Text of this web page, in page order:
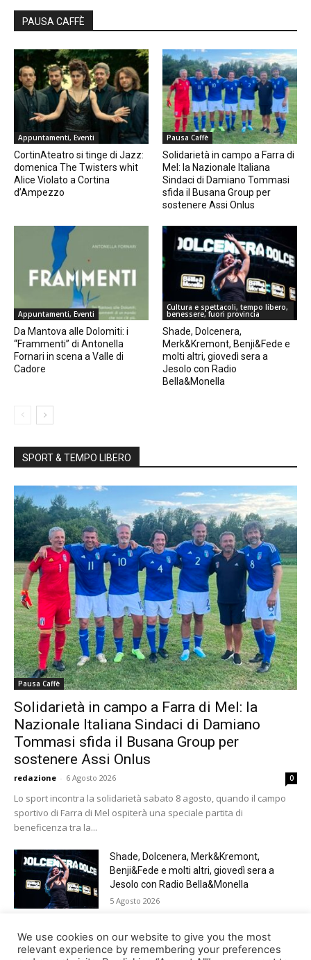
PAUSA CAFFÈ
Appuntamenti, Eventi
CortinAteatro si tinge di Jazz:
domenica The Twisters whit
Alice Violato a Cortina
d’Ampezzo
Pausa Caffè
Solidarietà in campo a Farra di
Mel: la Nazionale Italiana
Sindaci di Damiano Tommasi
sfida il Busana Group per
sostenere Assi Onlus
Appuntamenti, Eventi
Da Mantova alle Dolomiti: i
“Frammenti” di Antonella
Fornari in scena a Valle di
Cadore
Cultura e spettacoli, tempo libero,
benessere, fuori provincia
Shade, Dolcenera,
Merk&Kremont, Benji&Fede e
molti altri, giovedì sera a
Jesolo con Radio
Bella&Monella
SPORT & TEMPO LIBERO
Pausa Caffè
Solidarietà in campo a Farra di Mel: la
Nazionale Italiana Sindaci di Damiano
Tommasi sfida il Busana Group per
sostenere Assi Onlus
redazione - 6 Agosto 2026 0
Lo sport incontra la solidarietà sabato 8 agosto, quando il campo
sportivo di Farra di Mel ospiterà una speciale partita di
beneficenza tra la...
Shade, Dolcenera, Merk&Kremont,
Benji&Fede e molti altri, giovedì sera a
Jesolo con Radio Bella&Monella
5 Agosto 2026
Paracadutismo, sold out per il Trofeo Città
di Belluno
We use cookies on our website to give you the most
relevant experience by remembering your preferences